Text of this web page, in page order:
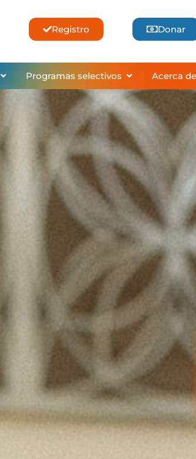
Registro Donar
Abrir Community Programs
Programas selectivos Abrir Selective
Acerca de